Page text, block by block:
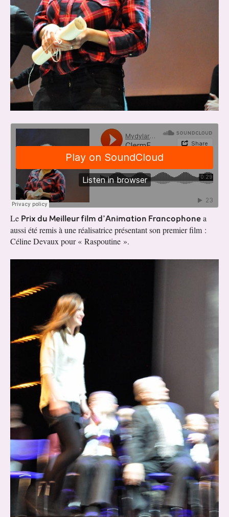
Le Prix du Meilleur film d’Animation Francophonea
aussi été remis à une réalisatrice présentant son premier film :
Céline Devaux pour « Raspoutine ».